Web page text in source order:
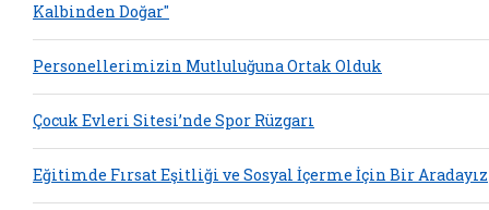
Kalbinden Doğar"
Personellerimizin Mutluluğuna Ortak Olduk
Çocuk Evleri Sitesi’nde Spor Rüzgarı
Eğitimde Fırsat Eşitliği ve Sosyal İçerme İçin Bir Aradayız